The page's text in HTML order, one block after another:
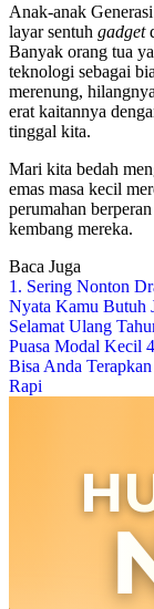
Anak-anak
layar sentuh gadget
Banyak orang tua
teknologi sebagai
merenung,
erat kaitannya
tinggal kita.
Mari kita bedah
emas masa kecil
perumahan
kembang mereka.
Baca Juga
1. Sering Nonton
Nyata Kamu Butuh
Selamat Ulang
Puasa Modal Kecil
Bisa Anda Terapkan
Rapi